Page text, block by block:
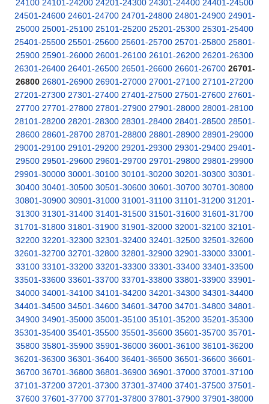
24100 24101-24200 24201-24300 24301-24400 24401-24500
24501-24600 24601-24700 24701-24800 24801-24900 24901-
25000 25001-25100 25101-25200 25201-25300 25301-25400
25401-25500 25501-25600 25601-25700 25701-25800 25801-
25900 25901-26000 26001-26100 26101-26200 26201-26300
26301-26400 26401-26500 26501-26600 26601-26700 26701-
26800 26801-26900 26901-27000 27001-27100 27101-27200
27201-27300 27301-27400 27401-27500 27501-27600 27601-
27700 27701-27800 27801-27900 27901-28000 28001-28100
28101-28200 28201-28300 28301-28400 28401-28500 28501-
28600 28601-28700 28701-28800 28801-28900 28901-29000
29001-29100 29101-29200 29201-29300 29301-29400 29401-
29500 29501-29600 29601-29700 29701-29800 29801-29900
29901-30000 30001-30100 30101-30200 30201-30300 30301-
30400 30401-30500 30501-30600 30601-30700 30701-30800
30801-30900 30901-31000 31001-31100 31101-31200 31201-
31300 31301-31400 31401-31500 31501-31600 31601-31700
31701-31800 31801-31900 31901-32000 32001-32100 32101-
32200 32201-32300 32301-32400 32401-32500 32501-32600
32601-32700 32701-32800 32801-32900 32901-33000 33001-
33100 33101-33200 33201-33300 33301-33400 33401-33500
33501-33600 33601-33700 33701-33800 33801-33900 33901-
34000 34001-34100 34101-34200 34201-34300 34301-34400
34401-34500 34501-34600 34601-34700 34701-34800 34801-
34900 34901-35000 35001-35100 35101-35200 35201-35300
35301-35400 35401-35500 35501-35600 35601-35700 35701-
35800 35801-35900 35901-36000 36001-36100 36101-36200
36201-36300 36301-36400 36401-36500 36501-36600 36601-
36700 36701-36800 36801-36900 36901-37000 37001-37100
37101-37200 37201-37300 37301-37400 37401-37500 37501-
37600 37601-37700 37701-37800 37801-37900 37901-38000